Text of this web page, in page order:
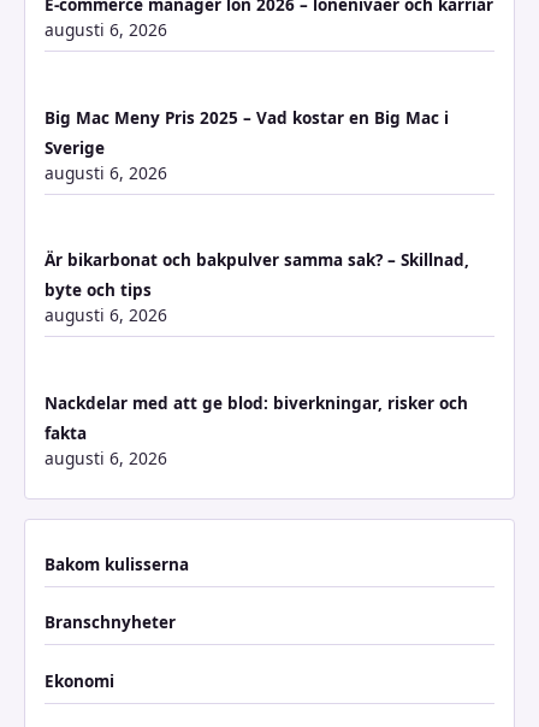
E-commerce manager lön 2026 – lönenivåer och karriär
augusti 6, 2026
Big Mac Meny Pris 2025 – Vad kostar en Big Mac i
Sverige
augusti 6, 2026
Är bikarbonat och bakpulver samma sak? – Skillnad,
byte och tips
augusti 6, 2026
Nackdelar med att ge blod: biverkningar, risker och
fakta
augusti 6, 2026
Bakom kulisserna
Branschnyheter
Ekonomi